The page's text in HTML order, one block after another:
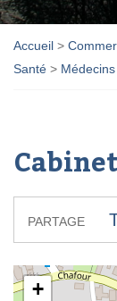
Accueil >
Santé >
PARTAGE
Cabinet Vandenbulck
+